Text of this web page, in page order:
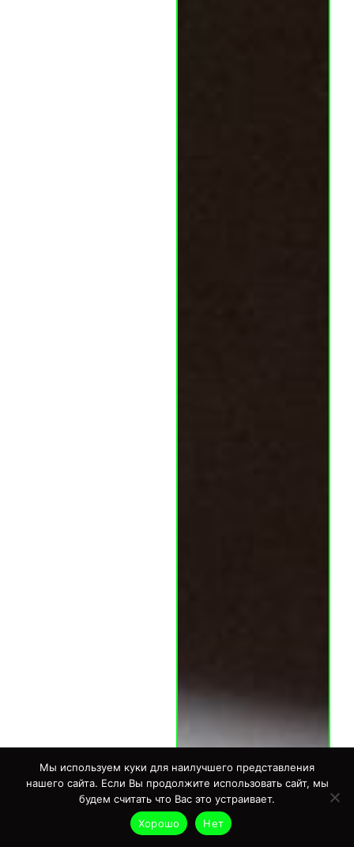
Мы используем куки для наилучшего представления
нашего сайта. Если Вы продолжите использовать сайт, мы
будем считать что Вас это устраивает.
Хорошо
Нет